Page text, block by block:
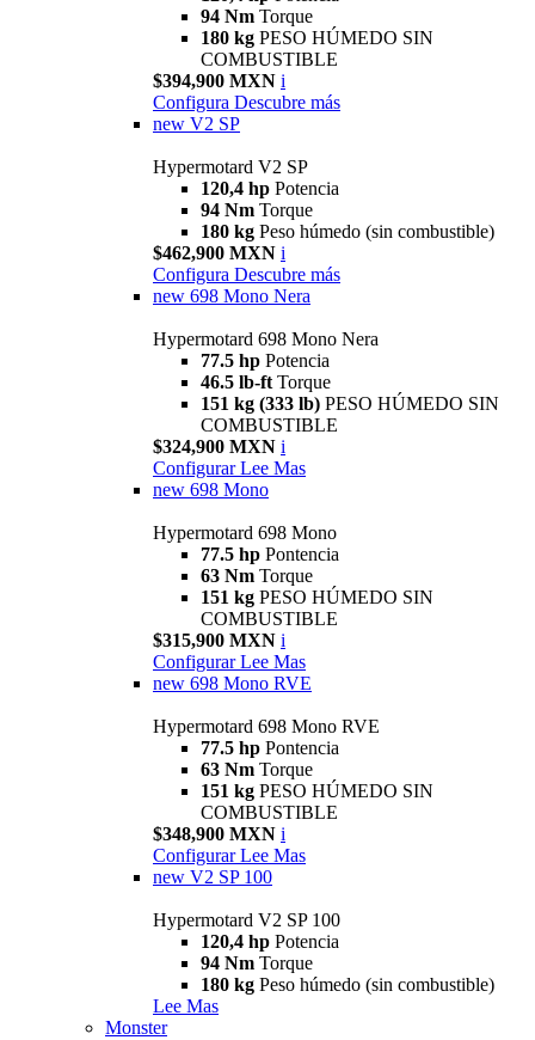
94 Nm Torque
180 kg PESO HÚMEDO SIN
COMBUSTIBLE
$394,900 MXN i
Configura Descubre más
new V2 SP
Hypermotard V2 SP
120,4 hp Potencia
94 Nm Torque
180 kg Peso húmedo (sin combustible)
$462,900 MXN i
Configura Descubre más
new 698 Mono Nera
Hypermotard 698 Mono Nera
77.5 hp Potencia
46.5 lb-ft Torque
151 kg (333 lb) PESO HÚMEDO SIN
COMBUSTIBLE
$324,900 MXN i
Configurar Lee Mas
new 698 Mono
Hypermotard 698 Mono
77.5 hp Pontencia
63 Nm Torque
151 kg PESO HÚMEDO SIN
COMBUSTIBLE
$315,900 MXN i
Configurar Lee Mas
new 698 Mono RVE
Hypermotard 698 Mono RVE
77.5 hp Pontencia
63 Nm Torque
151 kg PESO HÚMEDO SIN
COMBUSTIBLE
$348,900 MXN i
Configurar Lee Mas
new V2 SP 100
Hypermotard V2 SP 100
120,4 hp Potencia
94 Nm Torque
180 kg Peso húmedo (sin combustible)
Lee Mas
Monster